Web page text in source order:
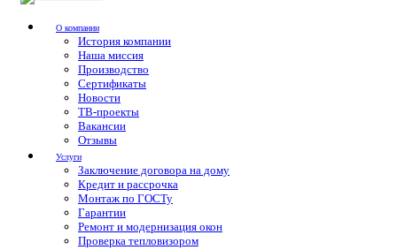
О компании
История компании
Наша миссия
Производство
Сертификаты
Новости
ТВ-проекты
Вакансии
Отзывы
Услуги
Заключение договора на дому
Кредит и рассрочка
Монтаж по ГОСТу
Гарантии
Ремонт и модернизация окон
Проверка тепловизором